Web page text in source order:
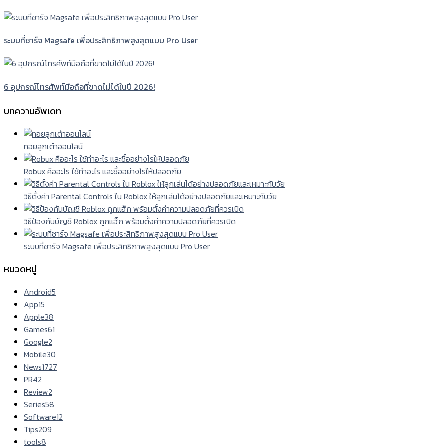
ระบบที่ชาร์จ Magsafe เพื่อประสิทธิภาพสูงสุดแบบ Pro User
6 อุปกรณ์โทรศัพท์มือถือที่ขาดไม่ได้ในปี 2026!
บทความอัพเดท
ทอยลูกเต๋าออนไลน์
Robux คืออะไร ใช้ทำอะไร และซื้ออย่างไรให้ปลอดภัย
วิธีตั้งค่า Parental Controls ใน Roblox ให้ลูกเล่นได้อย่างปลอดภัยและเหมาะกับวัย
วิธีป้องกันบัญชี Roblox ถูกแฮ็ก พร้อมตั้งค่าความปลอดภัยที่ควรเปิด
ระบบที่ชาร์จ Magsafe เพื่อประสิทธิภาพสูงสุดแบบ Pro User
หมวดหมู่
Android5
App15
Apple38
Games61
Google2
Mobile30
News1727
PR42
Review2
Series58
Software12
Tips209
tools8